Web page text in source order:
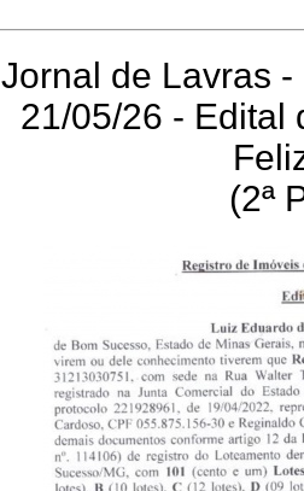
Jornal de Lavras
21/05/26 - Edital
(2ª